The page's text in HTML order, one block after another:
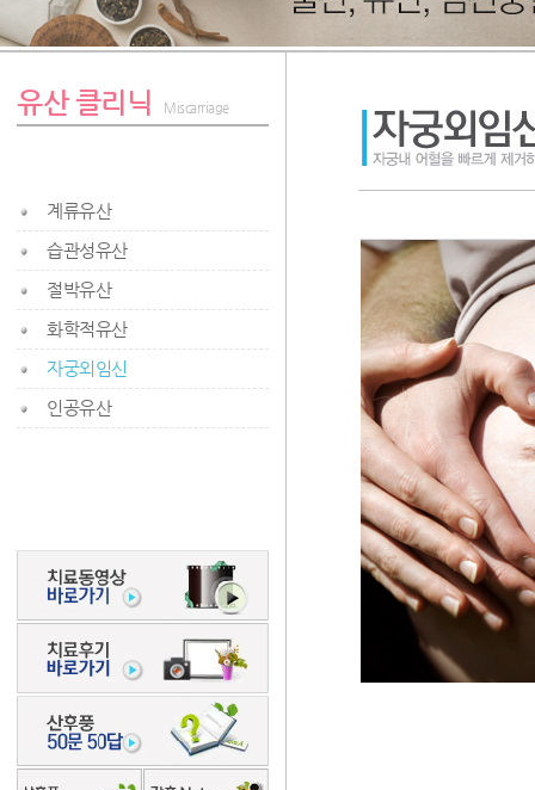
유산 클리닉 Miscarriage
계류유산
습관성유산
절박유산
화학적유산
자궁외임신
인공유산